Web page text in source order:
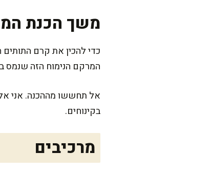
משך הכנת
המרקם הנימוח הזה שנמס
אל תחששו מההכנה. אני
בקינוחים.
מרכיבים